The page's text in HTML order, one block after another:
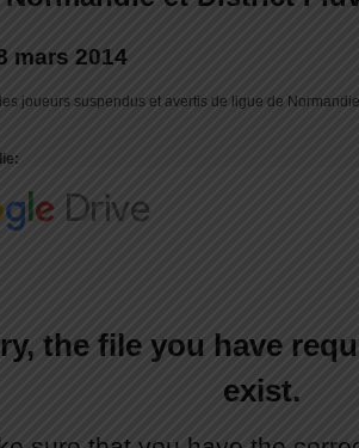
mars 2014
joueurs suspendus et avertis de ligue de